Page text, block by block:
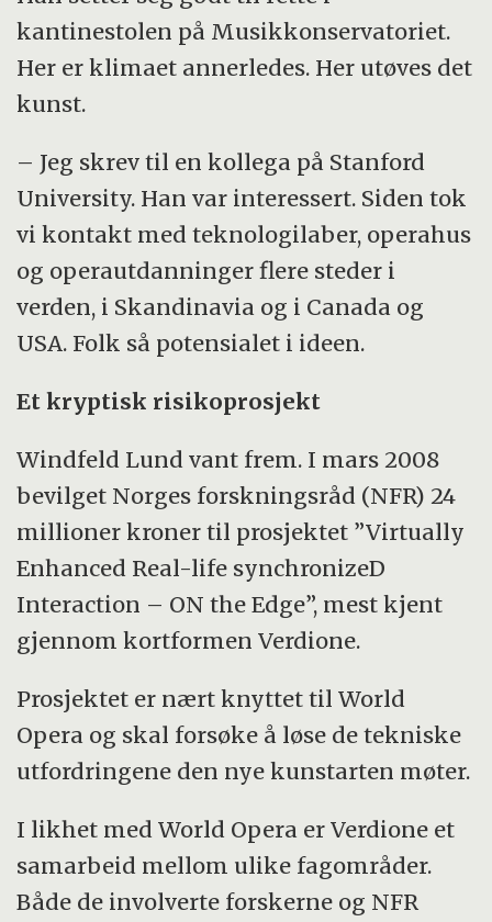
kantinestolen på Musikkonservatoriet.
Her er klimaet annerledes. Her utøves det
kunst.
– Jeg skrev til en kollega på Stanford
University. Han var interessert. Siden tok
vi kontakt med teknologilaber, operahus
og operautdanninger flere steder i
verden, i Skandinavia og i Canada og
USA. Folk så potensialet i ideen.
Et kryptisk risikoprosjekt
Windfeld Lund vant frem. I mars 2008
bevilget Norges forskningsråd (NFR) 24
millioner kroner til prosjektet ”Virtually
Enhanced Real-life synchronizeD
Interaction – ON the Edge”, mest kjent
gjennom kortformen Verdione.
Prosjektet er nært knyttet til World
Opera og skal forsøke å løse de tekniske
utfordringene den nye kunstarten møter.
I likhet med World Opera er Verdione et
samarbeid mellom ulike fagområder.
Både de involverte forskerne og NFR